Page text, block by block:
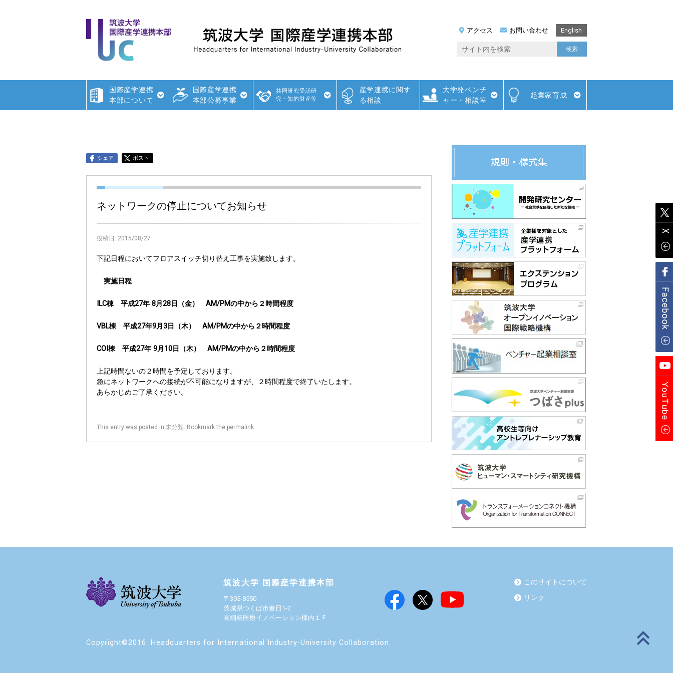
アクセス お問い合わせ English
国際産学連携
本部について
国際産学連携
本部公募事業
共同研究受託研
究・知的財産等
産学連携に関す
る相談
大学発ベンチ
ャー・相談室
起業家育成
シェア ポスト
ネットワークの停止についてお知らせ
投稿日: 2015/08/27
下記日程においてフロアスイッチ切り替え工事を実施致します。
実施日程
ILC棟 平成27年 8月28日（金） AM/PMの中から２時間程度
VBL棟 平成27年9月3日（木） AM/PMの中から２時間程度
COI棟 平成27年 9月10日（木） AM/PMの中から２時間程度
上記時間ないの２時間を予定しております。
急にネットワークへの接続が不可能になりますが、２時間程度で終了いたします。
あらかじめご了承ください。
This entry was posted in 未分類. Bookmark the permalink.
筑波大学 国際産学連携本部
〒305-8550
茨城県つくば市春日1-2
高細精医療イノベーション棟内１Ｆ
このサイトについて
リンク
Copyright©2016. Headquarters for International Industry-University Collaboration.